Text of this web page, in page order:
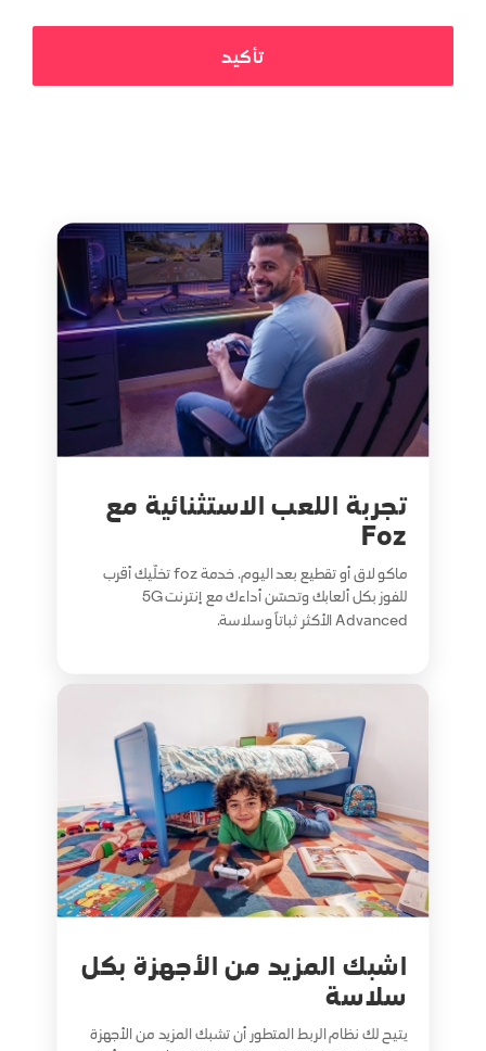
تأكيد
تجربة اللعب الاستثنائية مع
Foz
ماكو لاق أو تقطيع بعد اليوم. خدمة foz تخلّيك أقرب
للفوز بكل ألعابك وتحسّن أداءك مع إنترنت 5G
Advanced الأكثر ثباتاً وسلاسة.
اشبك المزيد من الأجهزة بكل
سلاسة
يتيح لك نظام الربط المتطور أن تشبك المزيد من الأجهزة